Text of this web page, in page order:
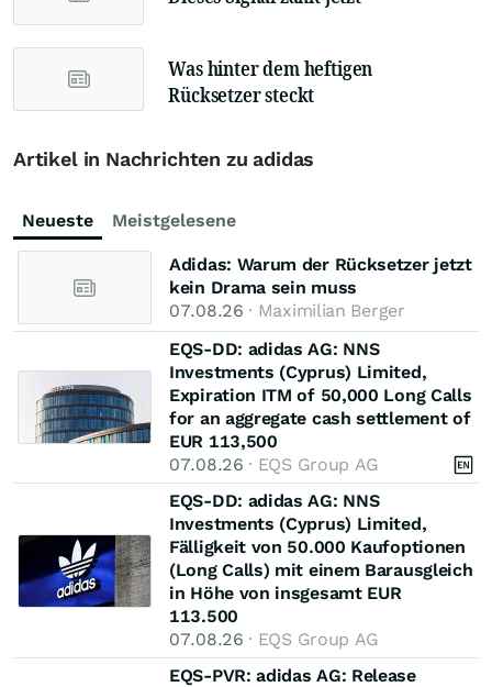
Was hinter dem heftigen
Rücksetzer steckt
Artikel in Nachrichten zu adidas
Neueste Meistgelesene
Adidas: Warum der Rücksetzer jetzt
kein Drama sein muss
07.08.26 · Maximilian Berger
EQS-DD: adidas AG: NNS
Investments (Cyprus) Limited,
Expiration ITM of 50,000 Long Calls
for an aggregate cash settlement of
EUR 113,500
07.08.26 · EQS Group AG
EQS-DD: adidas AG: NNS
Investments (Cyprus) Limited,
Fälligkeit von 50.000 Kaufoptionen
(Long Calls) mit einem Barausgleich
in Höhe von insgesamt EUR
113.500
07.08.26 · EQS Group AG
EQS-PVR: adidas AG: Release